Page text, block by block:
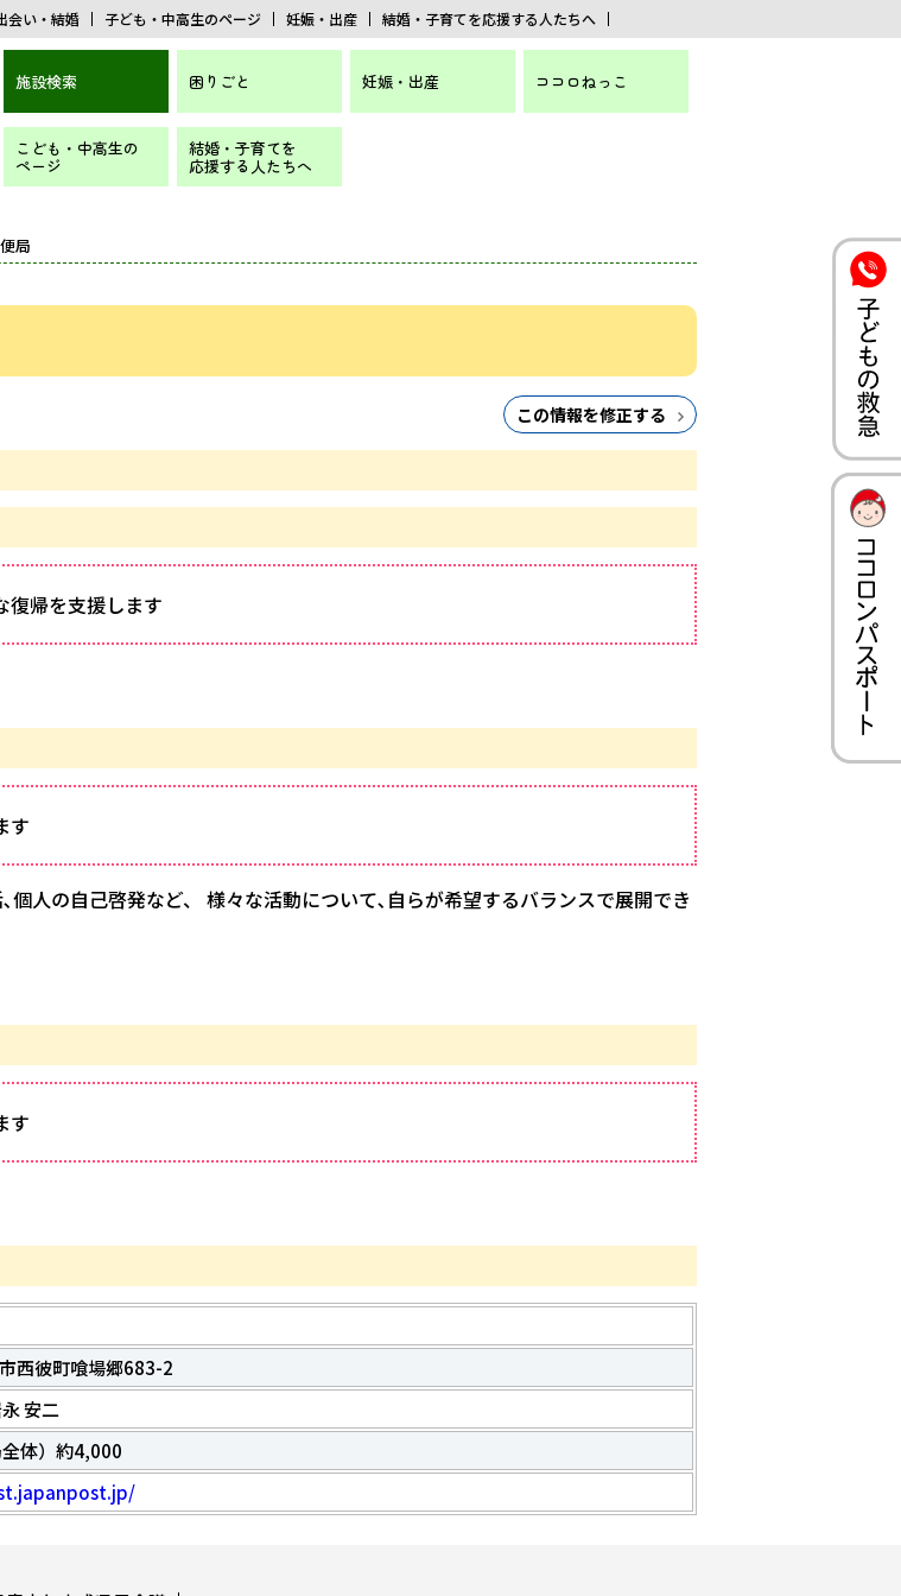
会い・結婚 子ども・中高生のページ 妊娠・出産 結婚・子育てを応援する人たちへ
施設検索 困りごと 妊娠・出産 ココロねっこ
こども・中高生の
ページ
結婚・子育てを
応援する人たちへ
局
この情報を修正する
復帰を支援します
す
人の自己啓発など、 様々な活動について､自らが希望するバランスで展開でき
す
西彼町喰場郷683-2
安二
全体）約4,000